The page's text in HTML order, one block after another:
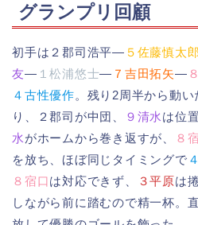
グランプリ回顧
初手は２郡司浩平― ５佐藤慎太
友― １松浦悠士― ７吉田拓矢―
４古性優作。残り2周半から動い
り、２郡司が中団、
９清水は位
水がホームから巻き返すが、 ８
を放ち、ほぼ同じタイミングで
８宿口は対応できず、 ３平原は
しながら前に踏むので精一杯。